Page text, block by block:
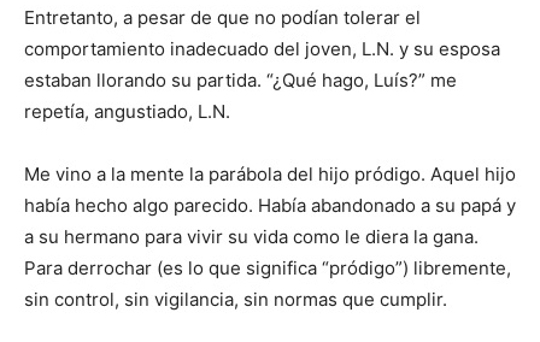
Entretanto, a pesar de que no po­dían tolerar el
comportamiento ina­decuado del joven, L.N. y su esposa
estaban llorando su partida. “¿Qué hago, Luís?” me
repetía, an­gustiado, L.N.
Me vino a la mente la parábola del hijo pródigo. Aquel hijo
había hecho algo parecido. Había abandonado a su papá y
a su hermano para vivir su vida como le diera la gana.
Para derrochar (es lo que significa “pródigo”) libremente,
sin control, sin vigilancia, sin normas que cumplir.